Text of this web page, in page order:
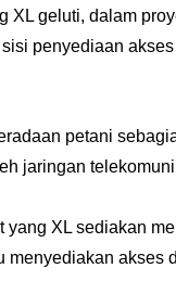
XL geluti, dalam
penyediaan
petani
jaringan
XL sediakan
akses